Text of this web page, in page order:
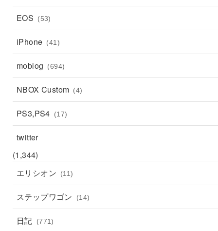
EOS (53)
iPhone (41)
moblog (694)
NBOX Custom (4)
PS3,PS4 (17)
twitter
(1,344)
エリシオン
(11)
ステップワゴン (14)
日記 (771)